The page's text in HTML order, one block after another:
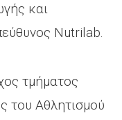
και
Nutrilab.
τμήματος
του Αθλητισμού